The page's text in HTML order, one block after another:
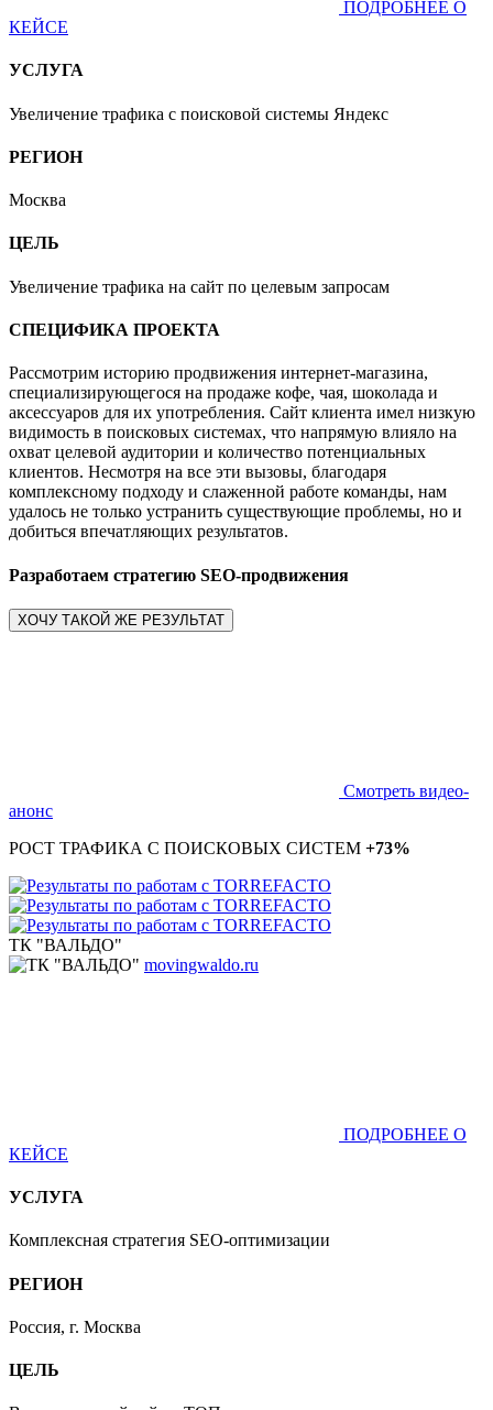
ПОДРОБНЕЕ О
КЕЙСЕ
УСЛУГА
Увеличение трафика с поисковой системы Яндекс
РЕГИОН
Москва
ЦЕЛЬ
Увеличение трафика на сайт по целевым запросам
СПЕЦИФИКА ПРОЕКТА
Рассмотрим историю продвижения интернет-магазина,
специализирующегося на продаже кофе, чая, шоколада и
аксессуаров для их употребления. Сайт клиента имел низкую
видимость в поисковых системах, что напрямую влияло на
охват целевой аудитории и количество потенциальных
клиентов. Несмотря на все эти вызовы, благодаря
комплексному подходу и слаженной работе команды, нам
удалось не только устранить существующие проблемы, но и
добиться впечатляющих результатов.
Разработаем стратегию SEO-продвижения
ХОЧУ ТАКОЙ ЖЕ РЕЗУЛЬТАТ
Смотреть видео-
анонс
РОСТ ТРАФИКА С ПОИСКОВЫХ СИСТЕМ +73%
ТК "ВАЛЬДО"
movingwaldo.ru
ПОДРОБНЕЕ О
КЕЙСЕ
УСЛУГА
Комплексная стратегия SEO-оптимизации
РЕГИОН
Россия, г. Москва
ЦЕЛЬ